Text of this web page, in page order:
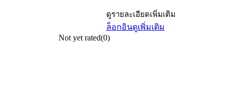
ดูรายละเอียดเพิ่มเติม
ล็อกอินดูเพิ่มเติม
Not yet rated(0)